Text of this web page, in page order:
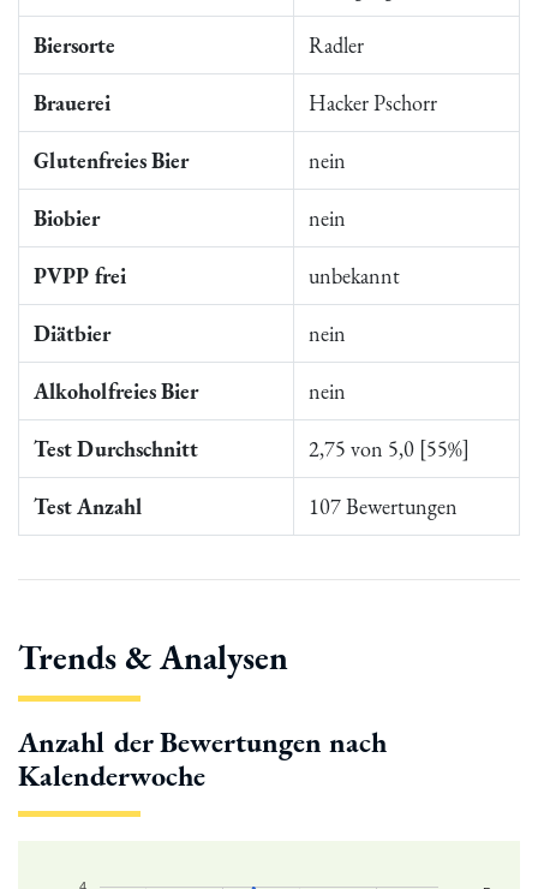
Biersorte Radler
Brauerei Hacker Pschorr
Glutenfreies Bier nein
Biobier nein
PVPP frei unbekannt
Diätbier nein
Alkoholfreies Bier nein
Test Durchschnitt 2,75 von 5,0 [55%]
Test Anzahl 107 Bewertungen
Trends & Analysen
Anzahl der Bewertungen nach
Kalenderwoche